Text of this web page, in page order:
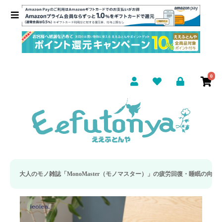
0
（モノマスター）」の疲労回復・睡眠の向上特集に当社のリカバリー枕